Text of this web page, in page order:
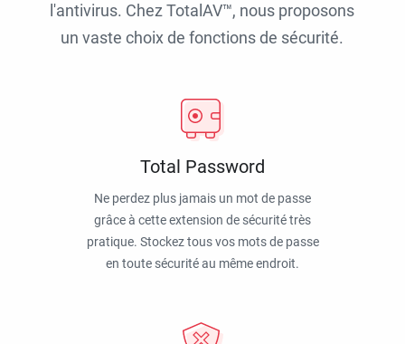
l'antivirus. Chez TotalAV™, nous proposons
un vaste choix de fonctions de sécurité.
Total Password
Ne perdez plus jamais un mot de passe
grâce à cette extension de sécurité très
pratique. Stockez tous vos mots de passe
en toute sécurité au même endroit.